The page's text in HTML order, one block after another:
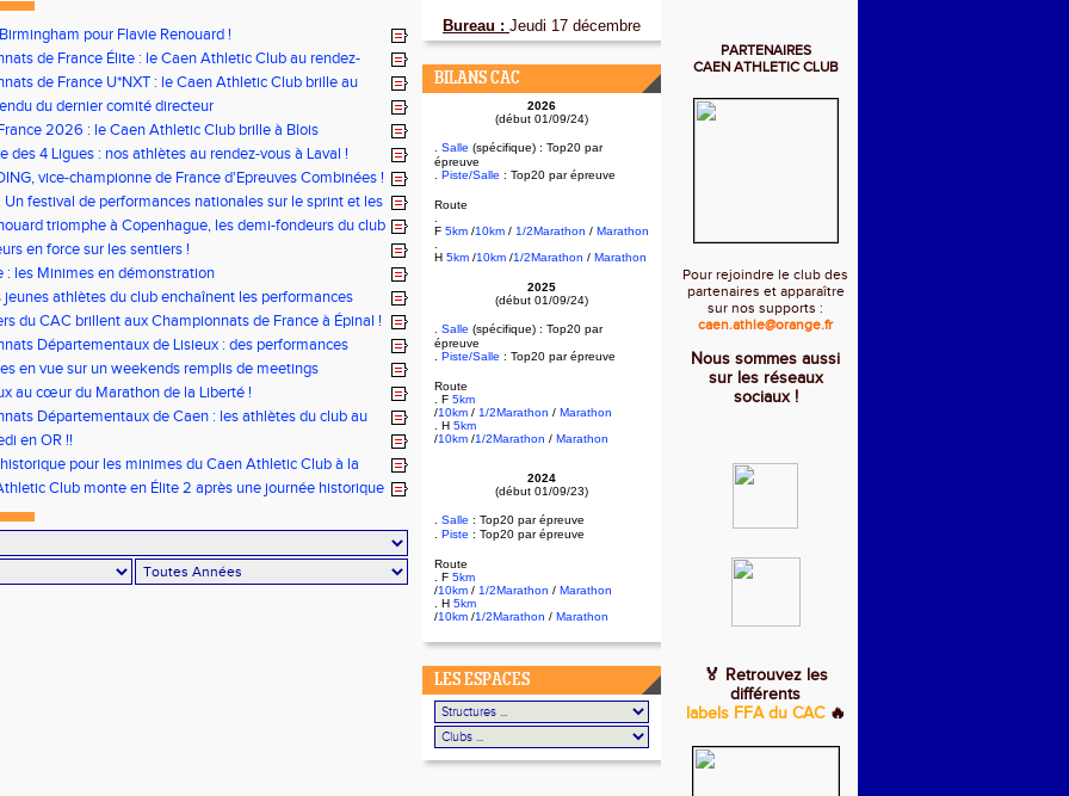
pour Flavie Renouard !
de France Élite : le Caen Athletic Club au rendez-
!
de France U*NXT : le Caen Athletic Club brille au
!
du dernier comité directeur
2026 : le Caen Athletic Club brille à Blois
des 4 Ligues : nos athlètes au rendez-vous à Laval !
vice-championne de France d'Epreuves Combinées !
Un festival de performances nationales sur le sprint et les
triomphe à Copenhague, les demi-fondeurs du club
tous les fronts
en force sur les sentiers !
: les Minimes en démonstration
jeunes athlètes du club enchaînent les performances
du CAC brillent aux Championnats de France à Épinal !
Départementaux de Lisieux : des performances
pour nos jeunes athlètes
en vue sur un weekends remplis de meetings
au cœur du Marathon de la Liberté !
Départementaux de Caen : les athlètes du club au
en OR !!
pour les minimes du Caen Athletic Club à la
Equip’Athlé !
Club monte en Élite 2 après une journée historique
Bureau : Jeudi 17 décembre
BILANS CAC
2026
(début 01/09/24)
. Salle (spécifique) : Top20 par
épreuve
Piste/Salle : Top20 par épreuve
Route
F 5km /10km / 1/2Marathon / Marathon
H 5km /10km /1/2Marathon / Marathon
2025
(début 01/09/24)
. Salle (spécifique) : Top20 par
épreuve
Piste/Salle : Top20 par épreuve
Route
. F 5km
/10km / 1/2Marathon / Marathon
. H 5km
/10km /1/2Marathon / Marathon
2024
(début 01/09/23)
. Salle : Top20 par épreuve
Piste : Top20 par épreuve
Route
. F 5km
/10km / 1/2Marathon / Marathon
. H 5km
/10km /1/2Marathon / Marathon
LES ESPACES
PARTENAIRES
CAEN ATHLETIC CLUB
Pour rejoindre le club des
partenaires et apparaître
sur nos supports :
caen.athle@orange.fr
Nous sommes aussi
sur les réseaux
sociaux !
🏅 Retrouvez les
différents
labels FFA du CAC 🔥